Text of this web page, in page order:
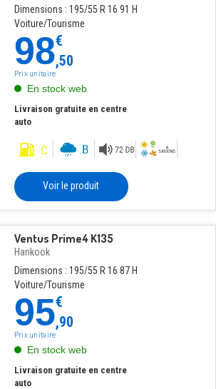
Dimensions : 195/55 R 16 91 H
Voiture/Tourisme
98€
,50
Prix unitaire
En stock web
Livraison gratuite en centre
auto
Voir le produit
Ventus Prime4 K135
Hankook
Dimensions : 195/55 R 16 87 H
Voiture/Tourisme
95€
,90
Prix unitaire
En stock web
Livraison gratuite en centre
auto